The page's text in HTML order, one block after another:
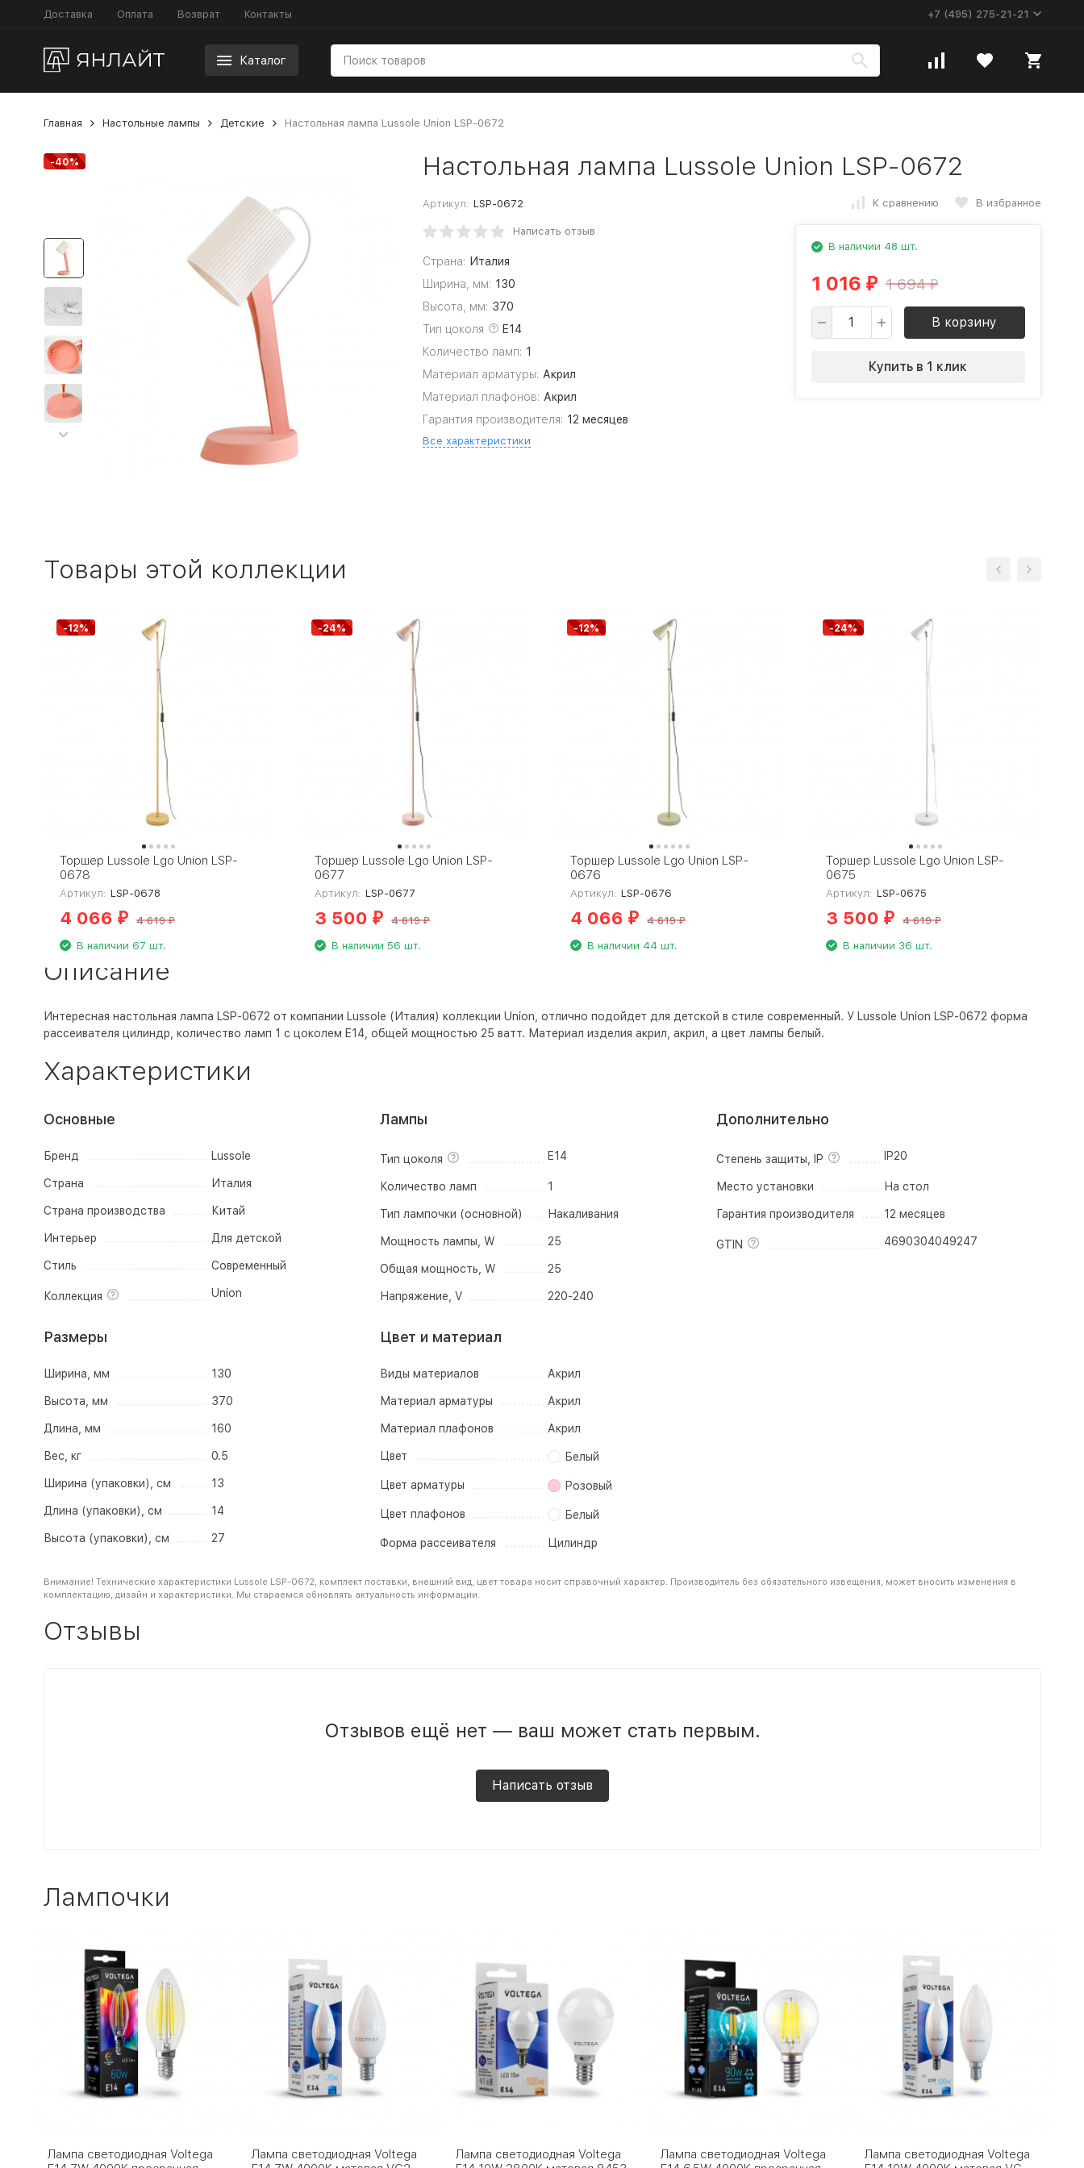
Доставка Оплата Возврат Контакты +7 (495) 275-21-21
Каталог
Главная Настольные лампы Детские Настольная лампа Lussole Union LSP-0672
-40% Настольная лампа Lussole Union LSP-0672
Артикул: LSP-0672 К сравнению В избранное
Написать отзыв
Страна: Италия
Ширина, мм: 130
Высота, мм: 370
Тип цоколя
E14
Количество ламп: 1
Материал арматуры: Акрил
Материал плафонов: Акрил
Гарантия производителя: 12 месяцев
Все характеристики
В наличии 48 шт.
1 016 ₽ 1 694₽
В корзину
Купить в 1 клик
Товары этой коллекции
-12%
Торшер Lussole Lgo Union LSP-
0678
Артикул: LSP-0678
4 066 ₽ 4 619₽
В наличии 67 шт.
-24%
Торшер Lussole Lgo Union LSP-
0677
Артикул: LSP-0677
3 500₽ 4 619₽
В наличии 56 шт.
-12%
Торшер Lussole Lgo Union LSP-
0676
Артикул: LSP-0676
4 066 ₽ 4 619₽
В наличии 44 шт.
-24%
Торшер Lussole Lgo Union LSP-
0675
Артикул: LSP-0675
3 500 ₽ 4 619₽
В наличии 36 шт.
Описание
Интересная настольная лампа LSP-0672 от компании Lussole (Италия) коллекции Union, отлично подойдет для детской в стиле современный. У Lussole Union LSP-0672 форма
рассеивателя цилиндр, количество ламп 1 с цоколем E14, общей мощностью 25 ватт. Материал изделия акрил, акрил, а цвет лампы белый.
Характеристики
Основные
Бренд Lussole
Страна Италия
Страна производства Китай
Интерьер Для детской
Стиль Современный
Коллекция Union
Размеры
Ширина, мм 130
Высота, мм 370
Длина, мм 160
Вес, кг 0.5
Ширина (упаковки), см 13
Длина (упаковки), см 14
Высота (упаковки), см 27
Лампы
Тип цоколя E14
Количество ламп 1
Тип лампочки (основной) Накаливания
Мощность лампы, W 25
Общая мощность, W 25
Напряжение, V 220-240
Цвет и материал
Виды материалов Акрил
Материал арматуры Акрил
Материал плафонов Акрил
Цвет Белый
Цвет арматуры Розовый
Цвет плафонов Белый
Форма рассеивателя Цилиндр
Дополнительно
Степень защиты, IP IP20
Место установки На стол
Гарантия производителя 12 месяцев
GTIN 4690304049247
Внимание! Технические характеристики Lussole LSP-0672, комплект поставки, внешний вид, цвет товара носит справочный характер. Производитель без обязательного извещения, может вносить изменения в
комплектацию, дизайн и характеристики. Мы стараемся обновлять актуальность информации.
Отзывы
Отзывов ещё нет — ваш может стать первым.
Написать отзыв
Лампочки
Лампа светодиодная Voltega
Лампа светодиодная Voltega
Лампа светодиодная Voltega
Лампа светодиодная Voltega
Лампа светодиодная Voltega